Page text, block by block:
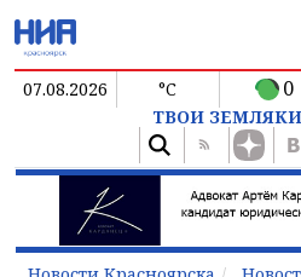
07.08.2026 °C 0
ТВОИ